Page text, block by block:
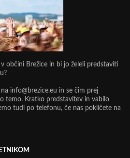
občini Brežice in bi jo želeli predstaviti
info@brezice.eu in se čim prej
temo. Kratko predstavitev in vabilo
tudi po telefonu, če nas pokličete na